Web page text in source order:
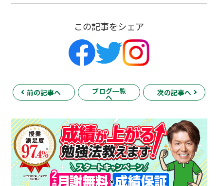
この記事をシェア
前の記事へ ブログ一覧
へ
次の記事へ